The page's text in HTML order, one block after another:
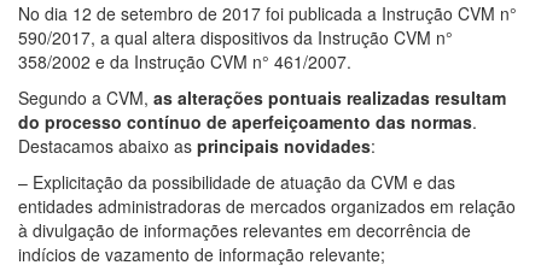
No dia 12 de setembro de 2017 foi publicada a Instrução CVM n°
590/2017, a qual altera dispositivos da Instrução CVM n°
358/2002 e da Instrução CVM n° 461/2007.
Segundo a CVM, as alterações pontuais realizadas resultam
do processo contínuo de aperfeiçoamento das normas.
Destacamos abaixo as principais novidades:
– Explicitação da possibilidade de atuação da CVM e das
entidades administradoras de mercados organizados em relação
à divulgação de informações relevantes em decorrência de
indícios de vazamento de informação relevante;